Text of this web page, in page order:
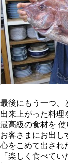
最後にもう一つ、
出来上がった料理
最高級の食材を
お客さまにお出し
心をこめて出され
「楽しく食べて